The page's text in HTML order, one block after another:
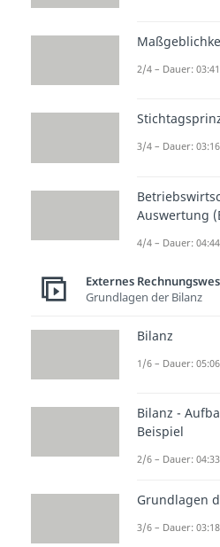
–
(=
die
2/4 – Dauer: 03:41
3/4 – Dauer: 03:16
Auswertung
4/4 – Dauer: 04:44
Externes
Grundlagen der Bilanz
Bilanz
1/6 – Dauer: 05:06
Bilanz -
Beispiel
2/6 – Dauer: 04:33
Grundlagen
3/6 – Dauer: 03:18